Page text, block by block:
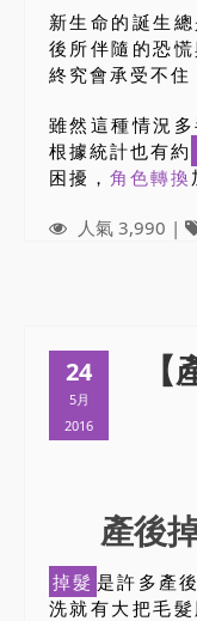
新生命的誕生
後所伴隨的恐
終究會承受不住
雖然這種情況
根據統計也有約
困擾， 角色轉換
人氣 3,990 |
24
5月
2016
產後
掉髮 是許多產
洗就有大把毛